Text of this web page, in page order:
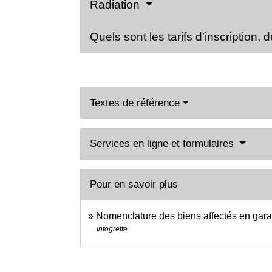
Radiation
Quels sont les tarifs d'inscription,
Textes de référence
Services en ligne et formulaires
Pour en savoir plus
Nomenclature des biens affectés en
Infogreffe